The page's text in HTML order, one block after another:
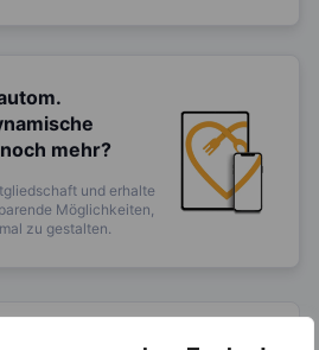
mehr?
und erhalte
Möglichkeiten,
zu gestalten.